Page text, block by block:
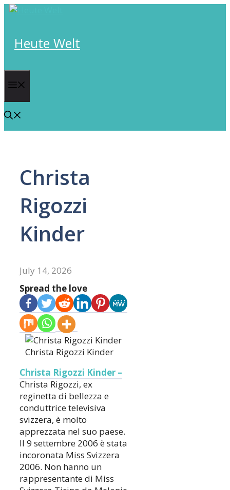
Skip
Heute Welt
Christa
Rigozzi
Kinder
July 14, 2026
Spread the love
Christa Rigozzi Kinder
Christa Rigozzi Kinder –
Christa Rigozzi, ex
reginetta di bellezza e
conduttrice televisiva
svizzera, è molto
apprezzata nel suo paese.
Il 9 settembre 2006 è stata
incoronata Miss Svizzera
2006. Non hanno un
rappresentante di Miss